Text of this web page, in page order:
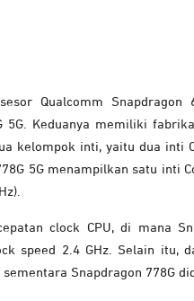
Qualcomm Snapdragon
5G. Keduanya memiliki
kelompok inti, yaitu dua inti
5G menampilkan satu inti
clock CPU, di mana
speed 2.4 GHz. Selain itu,
Snapdragon 778G